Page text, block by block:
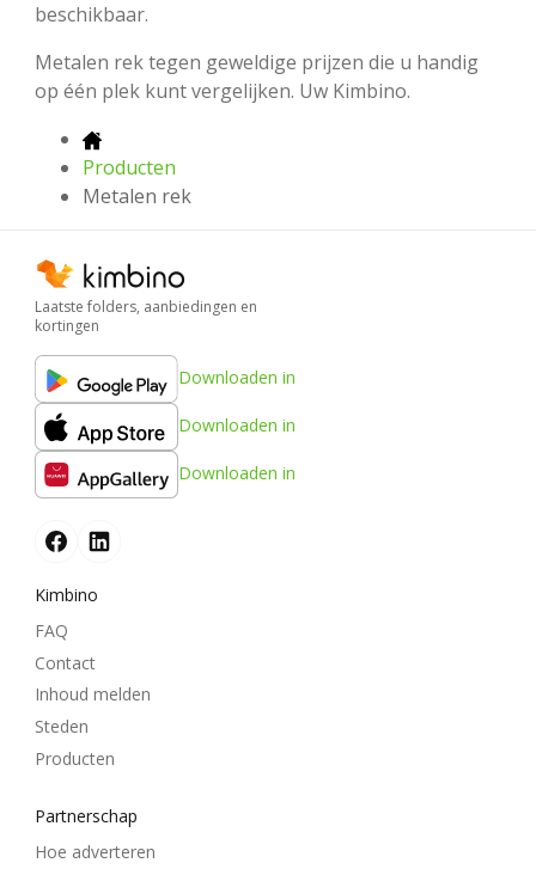
beschikbaar.
Metalen rek tegen geweldige prijzen die u handig
op één plek kunt vergelijken. Uw Kimbino.
Producten
Metalen rek
Laatste folders, aanbiedingen en
kortingen
Downloaden in
Downloaden in
Downloaden in
Kimbino
FAQ
Contact
Inhoud melden
Steden
Producten
Partnerschap
Hoe adverteren